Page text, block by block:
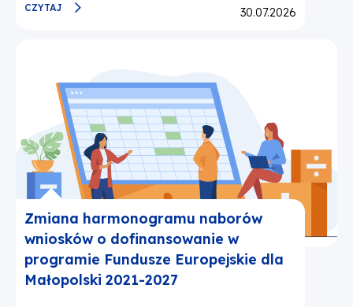
CZYTAJ Opublikowano:
30.07.2026
Zmiana harmonogramu naborów
wniosków o dofinansowanie w
programie Fundusze Europejskie dla
Małopolski 2021-2027